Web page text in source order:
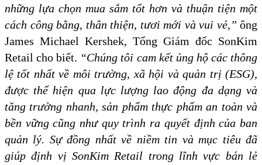
những lựa chọn mua sắm tốt hơn và thuận tiện một
cách công bằng, thân thiện, tươi mới và vui vẻ,” ông
James Michael Kershek, Tổng Giám đốc SonKim
Retail cho biết. “Chúng tôi cam kết ủng hộ các thông
lệ tốt nhất về môi trường, xã hội và quản trị (ESG),
được thể hiện qua lực lượng lao động đa dạng và
tăng trưởng nhanh, sản phẩm thực phẩm an toàn và
bền vững cũng như quy trình ra quyết định của ban
quản lý. Sự đồng nhất về niềm tin và mục tiêu đã
giúp định vị SonKim Retail trong lĩnh vực bán lẻ